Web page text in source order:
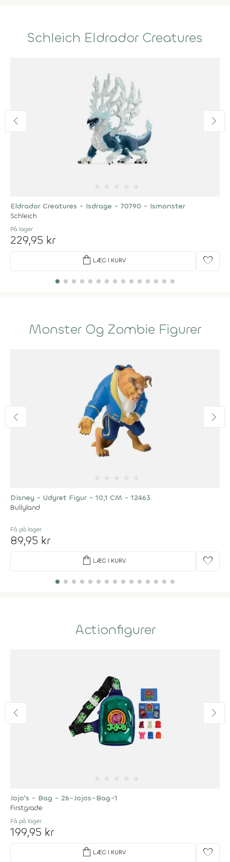
Schleich Eldrador Creatures
Eldrador Creatures - Isdrage - 70790 - Ismonster
Schleich
På lager
229,95 kr
shopping_bag LÆG I KURV favorite
Monster Og Zombie Figurer
Disney - Udyret Figur - 10,1 CM - 12463
Bullyland
Få på lager
89,95 kr
shopping_bag LÆG I KURV favorite
Actionfigurer
Jojo's - Bag - 26-Jojos-Bag-1
Firstgrade
Få på lager
199,95 kr
shopping_bag LÆG I KURV favorite